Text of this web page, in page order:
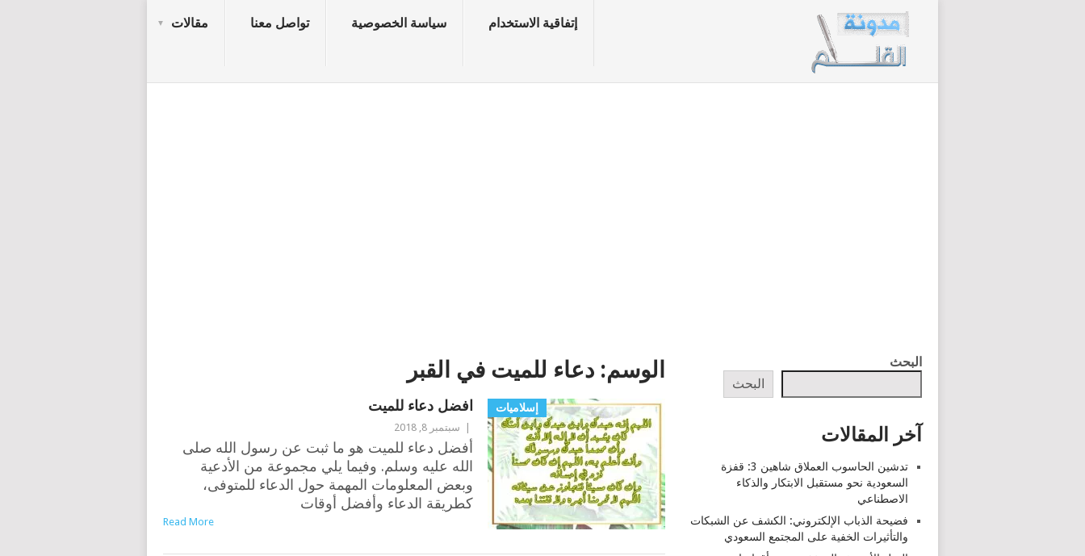
إتفاقية الاستخدام سياسة الخصوصية تواصل معنا مقالات
الوسم: دعاء للميت في القبر
إسلاميات افضل دعاء للميت
سبتمبر 8, 2018
أفضل دعاء للميت هو ما ثبت عن رسول الله صلى
الله عليه وسلم. وفيما يلي مجموعة من الأدعية
وبعض المعلومات المهمة حول الدعاء للمتوفى،
كطريقة الدعاء وأفضل أوقات
Read More
البحث
البحث
آخر المقالات
تدشين الحاسوب العملاق شاهين 3: قفزة
السعودية نحو مستقبل الابتكار والذكاء
الاصطناعي
فضيحة الذباب الإلكتروني: الكشف عن الشبكات
والتأثيرات الخفية على المجتمع السعودي